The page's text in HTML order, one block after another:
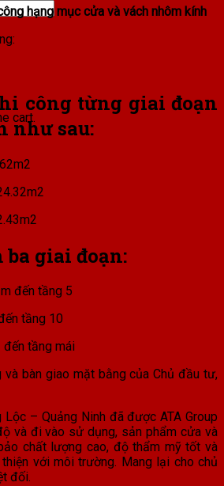
cart.
hạng mục cửa và vách nhôm kính
công từng giai đoạn
như sau:
giai đoạn:
đến tầng 5
tầng 10
đến tầng mái
bàn giao mặt bằng của Chủ đầu tư,
Lộc – Quảng Ninh đã được ATA Group
và đi vào sử dụng, sản phẩm cửa và
chất lượng cao, độ thẩm mỹ tốt và
với môi trường. Mang lại cho chủ
đối.